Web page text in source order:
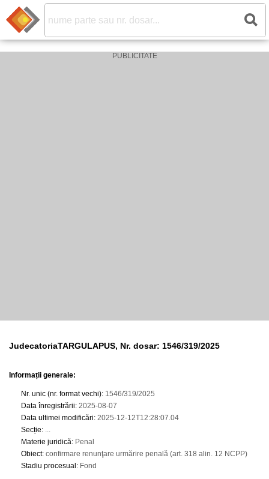
JudecatoriaTARGULAPUS, Nr. dosar: 1546/319/2025
Informații generale:
Nr. unic (nr. format vechi): 1546/319/2025
Data înregistrării: 2025-08-07
Data ultimei modificări: 2025-12-12T12:28:07.04
Secție: ...
Materie juridică: Penal
Obiect: confirmare renunţare urmărire penală (art. 318 alin. 12 NCPP)
Stadiu procesual : Fond